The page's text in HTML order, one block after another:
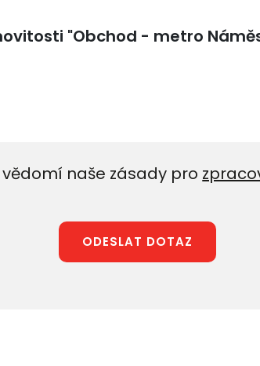
naše zásady pro
ODESLAT DOTAZ